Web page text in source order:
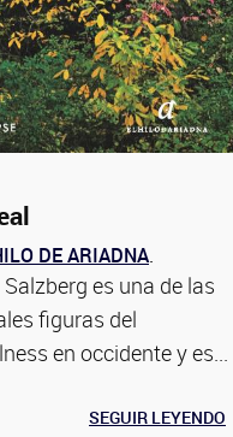
DE ARIADNA.
es una de las
figuras del
en occidente y es...
SEGUIR LEYENDO